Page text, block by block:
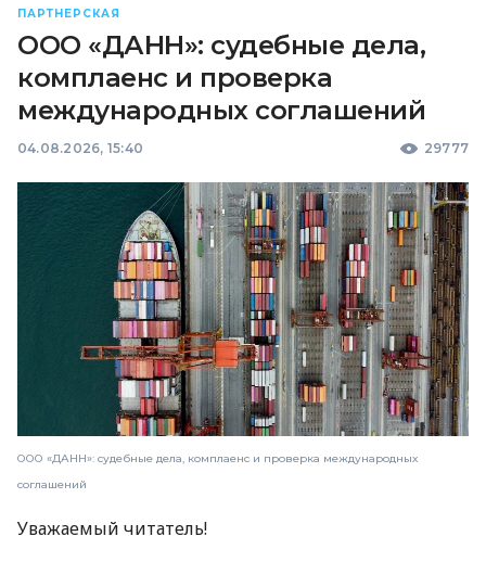
ПАРТНЕРСКАЯ
ООО «ДАНН»: судебные дела,
комплаенс и проверка
международных соглашений
04.08.2026, 15:40 29777
ООО «ДАНН»: судебные дела, комплаенс и проверка международных
соглашений
Уважаемый читатель!